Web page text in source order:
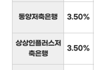
동양저축은행 3.50%
상상인플러스저
축은행
3.50%